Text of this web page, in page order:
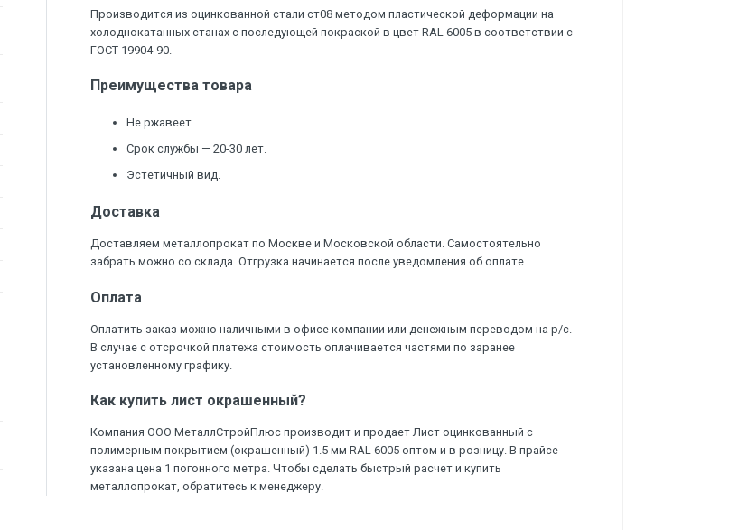
Производится из оцинкованной стали ст08 методом пластической деформации на
холоднокатанных станах с последующей покраской в цвет RAL 6005 в соответствии с
ГОСТ 19904-90.
Преимущества товара
Не ржавеет.
Срок службы — 20-30 лет.
Эстетичный вид.
Доставка
Доставляем металлопрокат по Москве и Московской области. Самостоятельно
забрать можно со склада. Отгрузка начинается после уведомления об оплате.
Оплата
Оплатить заказ можно наличными в офисе компании или денежным переводом на р/с.
В случае с отсрочкой платежа стоимость оплачивается частями по заранее
установленному графику.
Как купить лист окрашенный?
Компания ООО МеталлСтройПлюс производит и продает Лист оцинкованный с
полимерным покрытием (окрашенный) 1.5 мм RAL 6005 оптом и в розницу. В прайсе
указана цена 1 погонного метра. Чтобы сделать быстрый расчет и купить
металлопрокат, обратитесь к менеджеру.